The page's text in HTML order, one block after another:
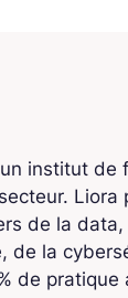
institut de
de la
de la
de